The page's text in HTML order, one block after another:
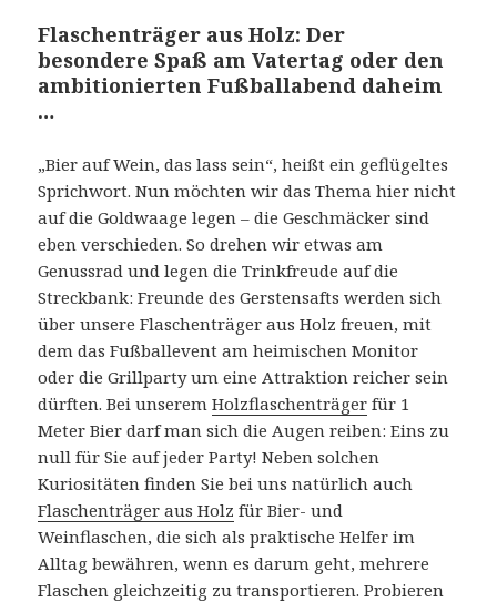
Flaschenträger aus Holz: Der
besondere Spaß am Vatertag oder den
ambitionierten Fußballabend daheim
…
„Bier auf Wein, das lass sein“, heißt ein geflügeltes
Sprichwort. Nun möchten wir das Thema hier nicht
auf die Goldwaage legen – die Geschmäcker sind
eben verschieden. So drehen wir etwas am
Genussrad und legen die Trinkfreude auf die
Streckbank: Freunde des Gerstensafts werden sich
über unsere Flaschenträger aus Holz freuen, mit
dem das Fußballevent am heimischen Monitor
oder die Grillparty um eine Attraktion reicher sein
dürften. Bei unseremHolzflaschenträger für 1
Meter Bier darf man sich die Augen reiben: Eins zu
null für Sie auf jeder Party! Neben solchen
Kuriositäten finden Sie bei uns natürlich auch
Flaschenträger aus Holz für Bier- und
Weinflaschen, die sich als praktische Helfer im
Alltag bewähren, wenn es darum geht, mehrere
Flaschen gleichzeitig zu transportieren. Probieren